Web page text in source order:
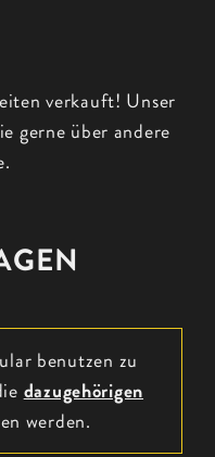
verkauft! Unser
gerne über andere
benutzen zu
dazugehörigen
werden.